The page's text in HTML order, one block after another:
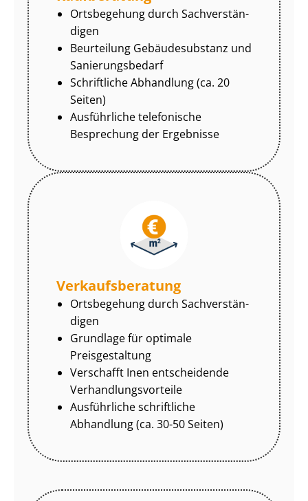
Ortsbegehung durch Sach­ver­stän­
di­gen
Beurteilung Gebäudesubstanz und
Sa­nie­rungs­be­darf
Schriftliche Abhandlung (ca. 20
Seiten)
Ausführliche telefonische
Besprechung der Ergebnisse
Ver­kaufs­be­ra­tung
Ortsbegehung durch Sach­ver­stän­
di­gen
Grundlage für optimale
Preisgestaltung
Verschafft Inen entscheidende
Ver­hand­lungs­vor­tei­le
Ausführliche schriftliche
Abhandlung (ca. 30-50 Seiten)